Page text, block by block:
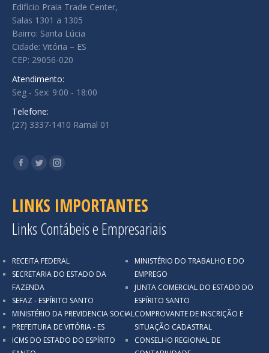
Edifício Praia Trade Center,
Salas 1301 a 1305
Bairro: Santa Lúcia
Cidade: Vitória – ES
CEP: 29056-020
Atendimento:
Seg - Sex: 9:00 - 18:00
Telefone:
(27) 3337-1410 Ramal 01
Encontre-nos em:
Facebook
TwitterInstagram
LINKS IMPORTANTES
Links Contábeis e Empresariais
RECEITA FEDERAL
SECRETARIA DO ESTADO DA
FAZENDA
SEFAZ - ESPÍRITO SANTO
MINISTÉRIO DA PREVIDENCIA SOCIAL
PREFEITURA DE VITÓRIA - ES
ICMS DO ESTADO DO ESPÍRITO
MINISTÉRIO DO TRABALHO E DO
EMPREGO
JUNTA COMERCIAL DO ESTADO DO
ESPÍRITO SANTO
COMPROVANTE DE INSCRIÇÃO E
SITUAÇÃO CADASTRAL
CONSELHO REGIONAL DE